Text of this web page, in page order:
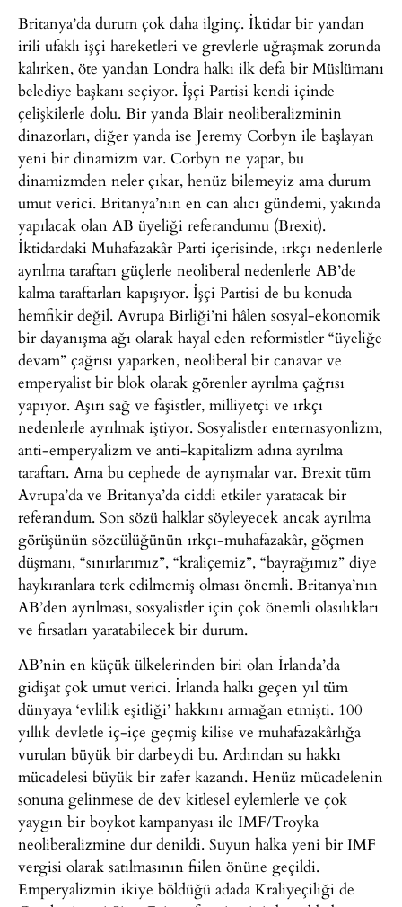
Britanya’da durum çok daha ilginç. İktidar bir yandan
irili ufaklı işçi hareketleri ve grevlerle uğraşmak zorunda
kalırken, öte yandan Londra halkı ilk defa bir Müslümanı
belediye başkanı seçiyor. İşçi Partisi kendi içinde
çelişkilerle dolu. Bir yanda Blair neoliberalizminin
dinazorları, diğer yanda ise Jeremy Corbyn ile başlayan
yeni bir dinamizm var. Corbyn ne yapar, bu
dinamizmden neler çıkar, henüz bilemeyiz ama durum
umut verici. Britanya’nın en can alıcı gündemi, yakında
yapılacak olan AB üyeliği referandumu (Brexit).
İktidardaki Muhafazakâr Parti içerisinde, ırkçı nedenlerle
ayrılma taraftarı güçlerle neoliberal nedenlerle AB’de
kalma taraftarları kapışıyor. İşçi Partisi de bu konuda
hemfikir değil. Avrupa Birliği’ni hâlen sosyal-ekonomik
bir dayanışma ağı olarak hayal eden reformistler “üyeliğe
devam” çağrısı yaparken, neoliberal bir canavar ve
emperyalist bir blok olarak görenler ayrılma çağrısı
yapıyor. Aşırı sağ ve faşistler, milliyetçi ve ırkçı
nedenlerle ayrılmak iştiyor. Sosyalistler enternasyonlizm,
anti-emperyalizm ve anti-kapitalizm adına ayrılma
taraftarı. Ama bu cephede de ayrışmalar var. Brexit tüm
Avrupa’da ve Britanya’da ciddi etkiler yaratacak bir
referandum. Son sözü halklar söyleyecek ancak ayrılma
görüşünün sözcülüğünün ırkçı-muhafazakâr, göçmen
düşmanı, “sınırlarımız”, “kraliçemiz”, “bayrağımız” diye
haykıranlara terk edilmemiş olması önemli. Britanya’nın
AB’den ayrılması, sosyalistler için çok önemli olasılıkları
ve fırsatları yaratabilecek bir durum.
AB’nin en küçük ülkelerinden biri olan İrlanda’da
gidişat çok umut verici. İrlanda halkı geçen yıl tüm
dünyaya ‘evlilik eşitliği’ hakkını armağan etmişti. 100
yıllık devletle iç-içe geçmiş kilise ve muhafazakârlığa
vurulan büyük bir darbeydi bu. Ardından su hakkı
mücadelesi büyük bir zafer kazandı. Henüz mücadelenin
sonuna gelinmese de dev kitlesel eylemlerle ve çok
yaygın bir boykot kampanyası ile IMF/Troyka
neoliberalizmine dur denildi. Suyun halka yeni bir IMF
vergisi olarak satılmasının fiilen önüne geçildi.
Emperyalizmin ikiye böldüğü adada Kraliyeçiliği de